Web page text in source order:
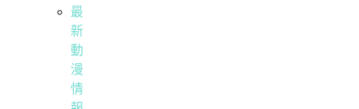
最
新
動
漫
情